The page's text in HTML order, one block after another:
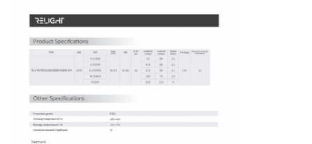
บ้าน
ผลิตภัณฑ์
เกี่ยวกับเรา